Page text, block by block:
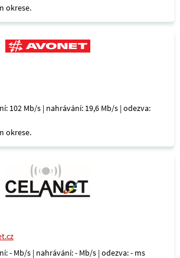
okrese.
102 Mb/s | nahrávání: 19,6 Mb/s | odezva:
okrese.
- Mb/s | nahrávání: - Mb/s | odezva: - ms